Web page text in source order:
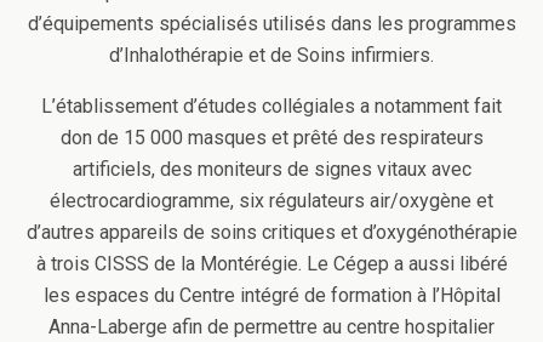
d’équipements spécialisés utilisés dans les programmes
d’Inhalothérapie et de Soins infirmiers.
L’établissement d’études collégiales a notamment fait
don de 15 000 masques et prêté des respirateurs
artificiels, des moniteurs de signes vitaux avec
électrocardiogramme, six régulateurs air/oxygène et
d’autres appareils de soins critiques et d’oxygénothérapie
à trois CISSS de la Montérégie. Le Cégep a aussi libéré
les espaces du Centre intégré de formation à l’Hôpital
Anna-Laberge afin de permettre au centre hospitalier